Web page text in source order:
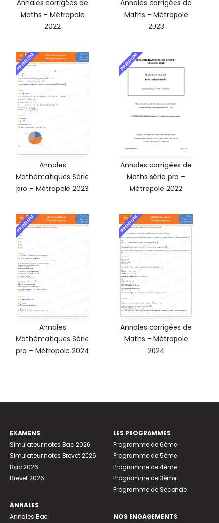
Annales corrigées de
Maths – Métropole
2022
Annales corrigées de
Maths – Métropole
2023
PREMIUM
Annales
Mathématiques Série
pro – Métropole 2023
PREMIUM
Annales corrigées de
Maths série pro –
Métropole 2022
PREMIUM
Annales
Mathématiques Série
pro – Métropole 2024
PREMIUM
Annales corrigées de
Maths – Métropole
2024
EXAMENS
Simulateur notes Bac 2026
Simulateur notes Brevet 2026
Bac 2026
Brevet 2026
ANNALES
Annales Bac
LES PROGRAMMES
Programme de 6ème
Programme de 5ème
Programme de 4ème
Programme de 3ème
Programme de Seconde
NOS ENGAGEMENTS